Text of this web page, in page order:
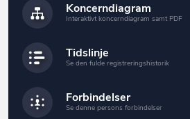
Koncerndiagram
Interaktivt koncerndiagram samt PDF
Tidslinje
Se den fulde registreringshistorik
Forbindelser
Se denne persons forbindelser